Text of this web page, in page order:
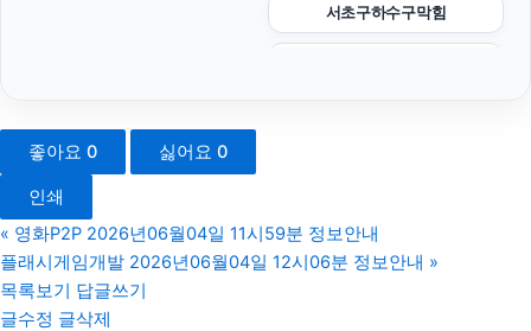
서초구하수구막힘
하수구막힘
좋아요 0 싫어요 0
인쇄
« 영화P2P 2026년06월04일 11시59분 정보안내
플래시게임개발 2026년06월04일 12시06분 정보안내 »
목록보기 답글쓰기
글수정 글삭제